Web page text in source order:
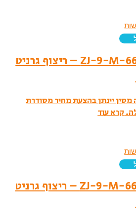
ZJ-9-M-6604-45×90 – ריצוף גרניט
מסין יינתן בהצעת מחיר מסודרת
קרא עוד
ZJ-9-M-6604-60×60 – ריצוף גרניט